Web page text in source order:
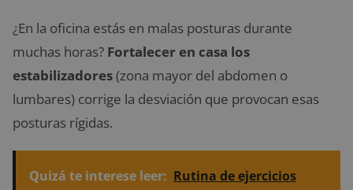
¿En la oficina estás en malas posturas durante
muchas horas? Fortalecer en casa los
estabilizadores(zona mayor del abdomen o
lumbares) corrige la desviación que provocan esas
posturas rígidas.
Quizá te interese leer: Rutina de ejercicios